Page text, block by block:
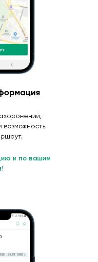
возможность
и по вашим